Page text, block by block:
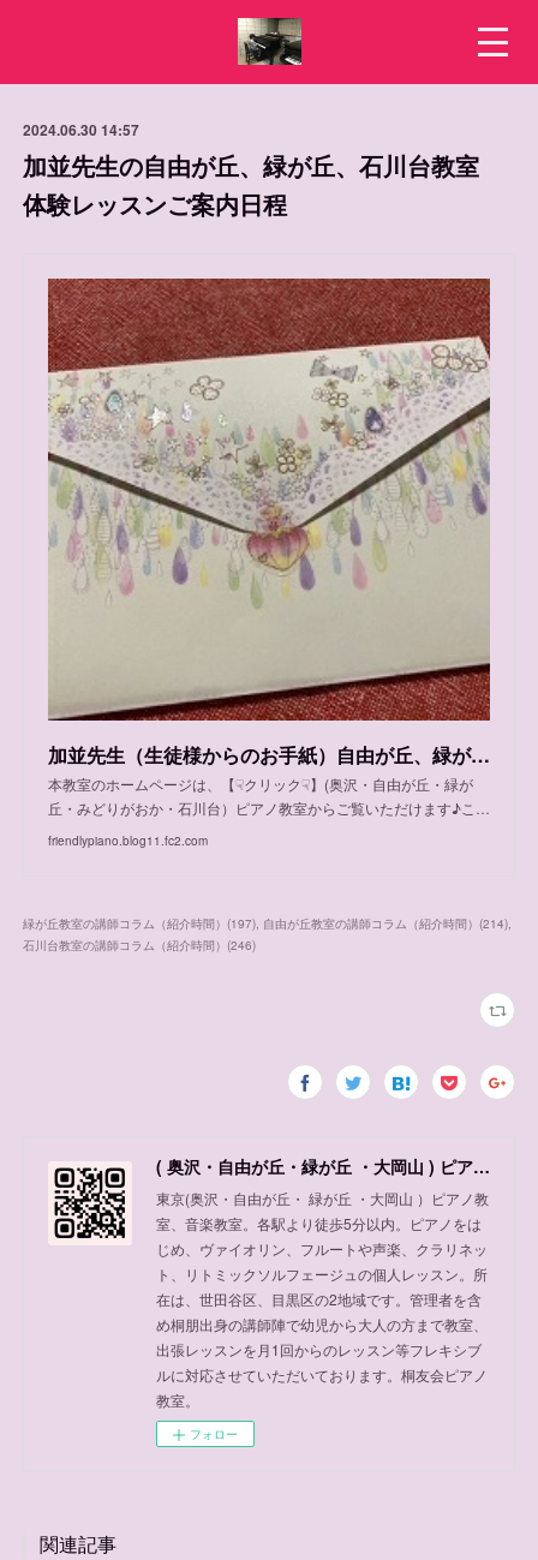
2024.06.30 14:57
加並先生の自由が丘、緑が丘、石川台教室
体験レッスンご案内日程
加並先生（生徒様からのお手紙）自由が丘、緑が丘、石川台教室 体験レッスンご案内日程
本教室のホームページは、【☟クリック☟】(奥沢・自由が丘・緑が
丘・みどりがおか・石川台）ピアノ教室からご覧いただけます♪こ…
friendlypiano.blog11.fc2.com
緑が丘教室の講師コラム（紹介時間） (197) 自由が丘教室の講師コラム（紹介時間） (214)
石川台教室の講師コラム（紹介時間） (246)
( 奥沢・自由が丘・緑が丘 ・大岡山 ) ピアノ教室、音楽教室
東京(奥沢・自由が丘・ 緑が丘 ・大岡山 ）ピアノ教
室、音楽教室。各駅より徒歩5分以内。ピアノをは
じめ、ヴァイオリン、フルートや声楽、クラリネッ
ト、リトミックソルフェージュの個人レッスン。所
在は、世田谷区、目黒区の2地域です。管理者を含
め桐朋出身の講師陣で幼児から大人の方まで教室、
出張レッスンを月1回からのレッスン等フレキシブ
ルに対応させていただいております。桐友会ピアノ
教室。
フォロー
関連記事